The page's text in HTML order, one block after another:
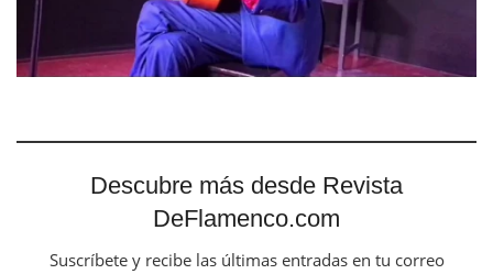
Descubre más desde Revista
DeFlamenco.com
Suscríbete y recibe las últimas entradas en tu correo